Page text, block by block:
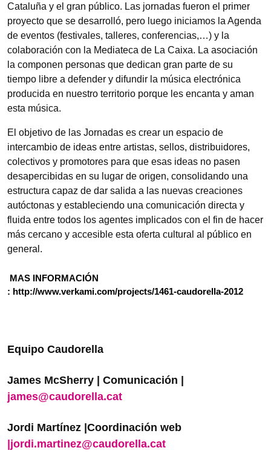
Cataluña y el gran público. Las jornadas fueron el primer
proyecto que se desarrolló, pero luego iniciamos la Agenda
de eventos (festivales, talleres, conferencias,…) y la
colaboración con la Mediateca de La Caixa. La asociación
la componen personas que dedican gran parte de su
tiempo libre a defender y difundir la música electrónica
producida en nuestro territorio porque les encanta y aman
esta música.
El objetivo de las Jornadas es crear un espacio de
intercambio de ideas entre artistas, sellos, distribuidores,
colectivos y promotores para que esas ideas no pasen
desapercibidas en su lugar de origen, consolidando una
estructura capaz de dar salida a las nuevas creaciones
autóctonas y estableciendo una comunicación directa y
fluida entre todos los agentes implicados con el fin de hacer
más cercano y accesible esta oferta cultural al público en
general.
MAS INFORMACIÓN
: http://www.verkami.com/projects/1461-caudorella-2012
Equipo Caudorella
James McSherry | Comunicación |
james@caudorella.cat
Jordi Martínez |Coordinación web
|jordi.martinez@caudorella.cat